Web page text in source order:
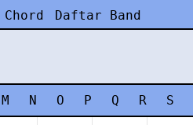
Daftar Band
M N O P Q R S